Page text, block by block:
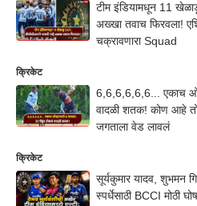
टीम इंडियामधून 11
अख्खा तवाच फिरवला!
चक्रावणारा Squad
क्रिकेट
6,6,6,6,6,6... एकाच
वादळी शतक! कोण आहे
जगताला वेड लावलं
क्रिकेट
सूर्यकुमार यादव, शुभमन
स्पर्धेसाठी BCCI मोठी